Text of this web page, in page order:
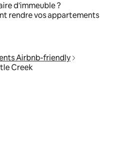
d'immeuble ?
rendre vos appartements
Airbnb-friendly
Creek